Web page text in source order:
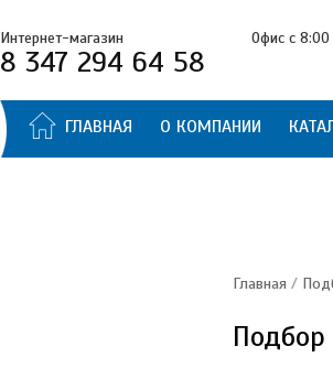
Интернет-магазин
8 347 294 64 58
Офис с
ГЛАВНАЯ О КОМПАНИИ
Главная /